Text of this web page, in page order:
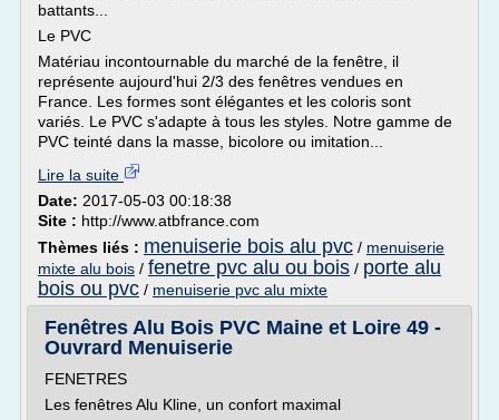
battants...
Le PVC
Matériau incontournable du marché de la fenêtre, il
représente aujourd'hui 2/3 des fenêtres vendues en
France. Les formes sont élégantes et les coloris sont
variés. Le PVC s'adapte à tous les styles. Notre gamme de
PVC teinté dans la masse, bicolore ou imitation...
Lire la suite
Date: 2017-05-03 00:18:38
Site : http://www.atbfrance.com
Thèmes liés : menuiserie bois alu pvc / menuiserie
mixte alu bois / fenetre pvc alu ou bois / porte alu
bois ou pvc / menuiserie pvc alu mixte
Fenêtres Alu Bois PVC Maine et Loire 49 -
Ouvrard Menuiserie
FENETRES
Les fenêtres Alu Kline, un confort maximal